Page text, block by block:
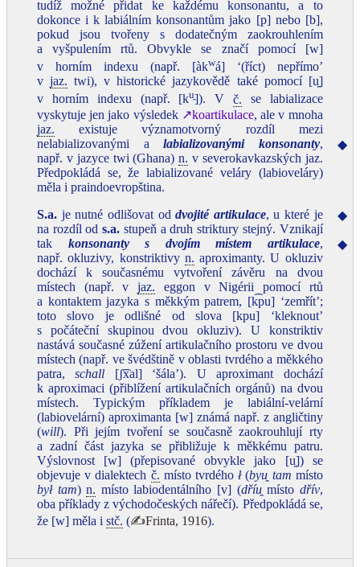
tudíž možné přidat ke každému konsonantu, a to
dokonce i k labiálním konsonantům jako [p] nebo [b],
pokud jsou tvořeny s dodatečným zaokrouhlením
a vyšpulením rtů. Obvykle se značí pomocí [w]
v horním indexu (např. [àkwá] ‘(říct) nepřímo’
vjaz. twi), v historické jazykovědě také pomocí [u̯]
v horním indexu (např. [ku̯]). Vč. se labializace
vyskytuje jen jako výsledek ↗koartikulace, ale v mnoha
jaz. existuje významotvorný rozdíl mezi
nelabializovanými alabializovanými konsonanty,
např. v jazyce twi (Ghana)n. v severokavkazských jaz.
Předpokládá se, že labializované veláry (labioveláry)
měla i praindoevropština.
S.a. je nutné odlišovat oddvojité artikulace, u které je
na rozdíl ods.a. stupeň a druh striktury stejný. Vznikají
tak konsonanty s dvojím místem artikulace,
např. okluzivy, konstriktivy n. aproximanty. U okluziv
dochází k současnému vytvoření závěru na dvou
místech (např. vjaz. eggon v Nigérii pomocí rtů
a kontaktem jazyka s měkkým patrem, [k͡pu] ‘zemřít’;
toto slovo je odlišné od slova [kpu] ‘kleknout’
s počáteční skupinou dvou okluziv). U konstriktiv
nastává současné zúžení artikulačního prostoru ve dvou
místech (např. ve švédštině v oblasti tvrdého a měkkého
patra,schall [ʃ͡xal] ‘šála’). U aproximant dochází
k aproximaci (přiblížení artikulačních orgánů) na dvou
místech. Typickým příkladem je labiální‑velární
(labiovelární) aproximanta [w] známá např. z angličtiny
(will). Při jejím tvoření se současně zaokrouhlují rty
a zadní část jazyka se přibližuje k měkkému patru.
Výslovnost [w] (přepisované obvykle jako [u̯]) se
objevuje v dialektech č. místo tvrdéhoł(byu̯ tam místo
był tam)n. místo labiodentálního [v] (dříu̯místo dřív,
oba příklady z východočeských nářečí). Předpokládá se,
že [w] měla i stč. (✍Frinta, 1916).
◆
◆
◆